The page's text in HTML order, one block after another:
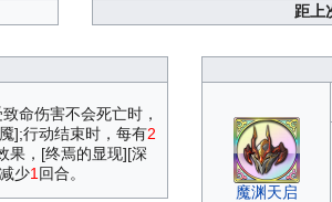
距上
命伤害不会死亡时，
];行动结束时，每有2
果，[终焉的显现][深
少1 回合。
魔渊天启